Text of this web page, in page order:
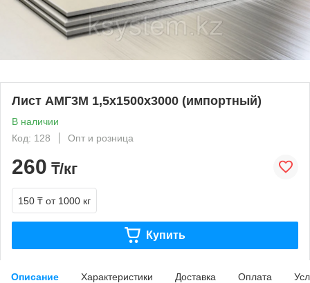
Лист АМГ3М 1,5х1500х3000 (импортный)
В наличии
Код: 128
Опт и розница
260 ₸/кг
150 ₸ от 1000 кг
Купить
Описание Характеристики Доставка Оплата